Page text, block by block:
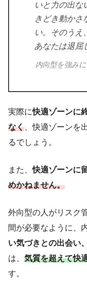
いと力の出な
きどき動かさ
い。そのうえ
あなたは退屈
内向型を強み
実際に快適ゾーンに
なく 、快適ゾーンを
るでしょう。
また、快適ゾーンに
めかねません。
外向型の人がリスク
間が必要なように、
い気づきとの出会い
は、 気質を超えて快
す。